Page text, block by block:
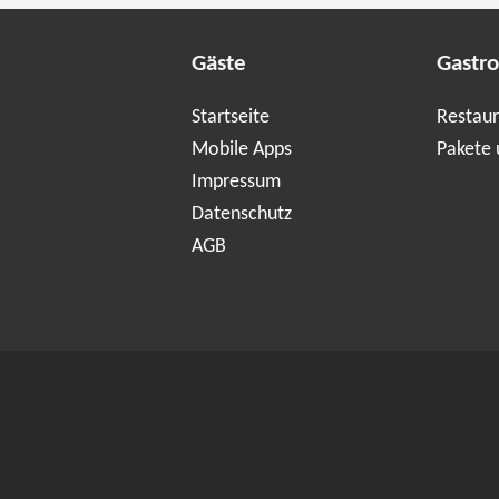
Gäste
Startseite
Mobile Apps
Impressum
Datenschutz
AGB
Pakete